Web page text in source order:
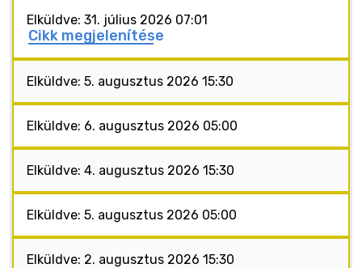
Elküldve: 31. július 2026 07:01
Cikk megjelenítése
Elküldve: 5. augusztus 2026 15:30
Elküldve: 6. augusztus 2026 05:00
Elküldve: 4. augusztus 2026 15:30
Elküldve: 5. augusztus 2026 05:00
Elküldve: 2. augusztus 2026 15:30